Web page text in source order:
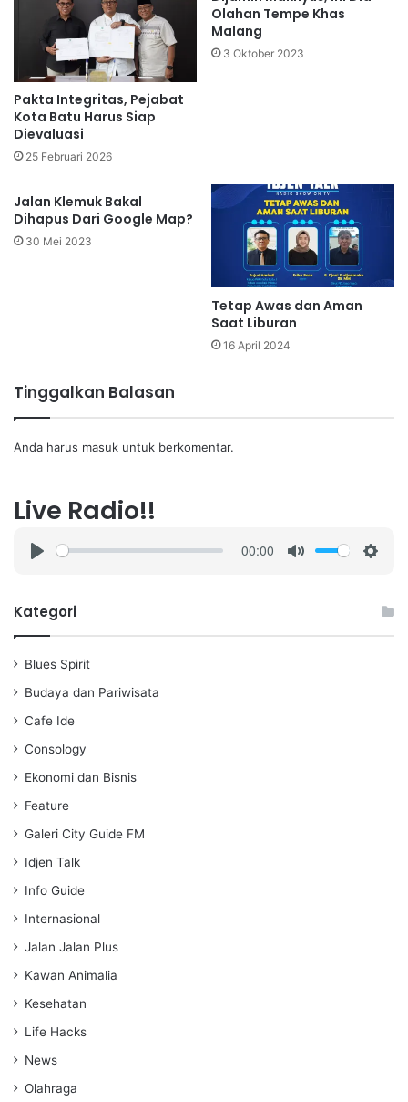
Pakta Integritas, Pejabat
Kota Batu Harus Siap
Dievaluasi
25 Februari 2026
Olahan Tempe Khas
Malang
3 Oktober 2023
Jalan Klemuk Bakal
Dihapus Dari Google Map?
30 Mei 2023
Tetap Awas dan Aman
Saat Liburan
16 April 2024
Tinggalkan Balasan
Anda harus masuk untuk berkomentar.
Live Radio!!
a
00:00
Kategori
Blues Spirit
Budaya dan Pariwisata
Cafe Ide
Consology
Ekonomi dan Bisnis
Feature
Galeri City Guide FM
Idjen Talk
Info Guide
Internasional
Jalan Jalan Plus
Kawan Animalia
Kesehatan
Life Hacks
News
Olahraga